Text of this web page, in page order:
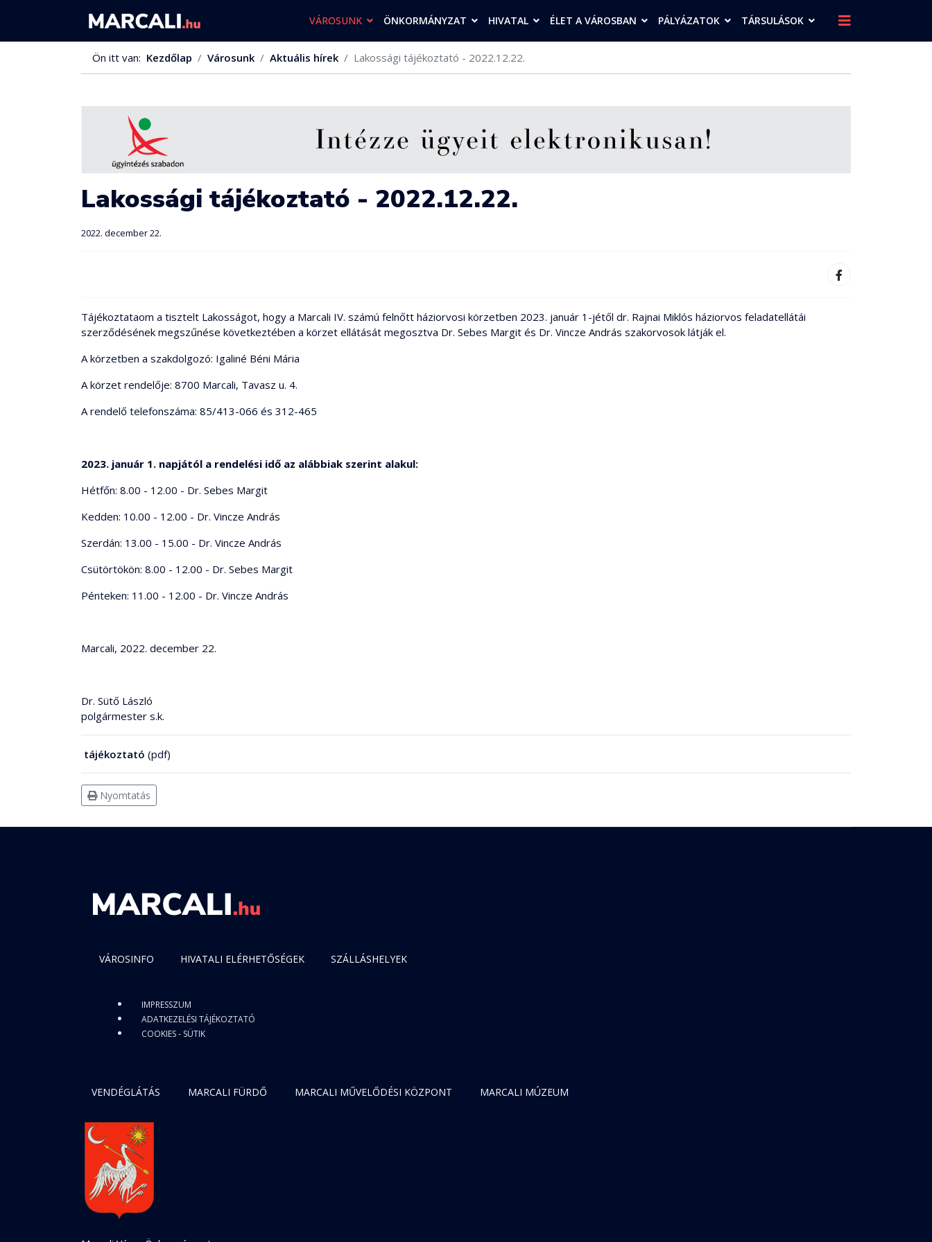
VÁROSUNK ÖNKORMÁNYZAT HIVATAL ÉLET A VÁROSBAN PÁLYÁZATOK TÁRSULÁSOK
Ön itt van: Kezdőlap Városunk Aktuális hírek Lakossági tájékoztató - 2022.12.22.
Lakossági tájékoztató - 2022.12.22.
2022. december 22.
Tájékoztataom a tisztelt Lakosságot, hogy a Marcali IV. számú felnőtt háziorvosi körzetben 2023. január 1-jétől dr. Rajnai Miklós háziorvos feladatellátái
szerződésének megszűnése következtében a körzet ellátását megosztva Dr. Sebes Margit és Dr. Vincze András szakorvosok látják el.
A körzetben a szakdolgozó: Igaliné Béni Mária
A körzet rendelője: 8700 Marcali, Tavasz u. 4.
A rendelő telefonszáma: 85/413-066 és 312-465
2023. január 1. napjától a rendelési idő az alábbiak szerint alakul:
Hétfőn: 8.00 - 12.00 - Dr. Sebes Margit
Kedden: 10.00 - 12.00 - Dr. Vincze András
Szerdán: 13.00 - 15.00 - Dr. Vincze András
Csütörtökön: 8.00 - 12.00 - Dr. Sebes Margit
Pénteken: 11.00 - 12.00 - Dr. Vincze András
Marcali, 2022. december 22.
Dr. Sütő László
polgármester s.k.
tájékoztató (pdf)
Nyomtatás
VÁROSINFO HIVATALI ELÉRHETŐSÉGEK SZÁLLÁSHELYEK
IMPRESSZUM
ADATKEZELÉSI TÁJÉKOZTATÓ
COOKIES - SÜTIK
VENDÉGLÁTÁS MARCALI FÜRDŐ MARCALI MŰVELŐDÉSI KÖZPONT MARCALI MÚZEUM